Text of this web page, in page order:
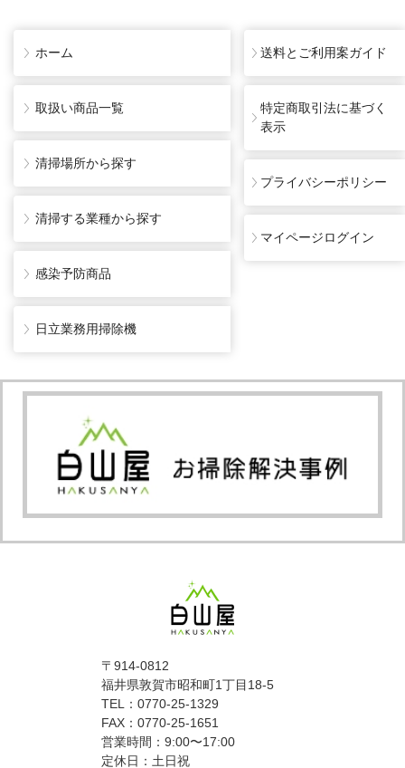
〒914-0812
福井県敦賀市昭和町1丁目18-5
TEL：0770-25-1329
FAX：0770-25-1651
営業時間：9:00〜17:00
定休日：土日祝
ホーム
取扱い商品一覧
清掃場所から探す
清掃する業種から探す
感染予防商品
日立業務用掃除機
送料とご利用案ガイド
特定商取引法に基づく
表示
プライバシーポリシー
マイページログイン